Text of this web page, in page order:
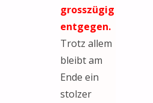
grosszügig
entgegen.
Trotz allem
bleibt am
Ende ein
stolzer